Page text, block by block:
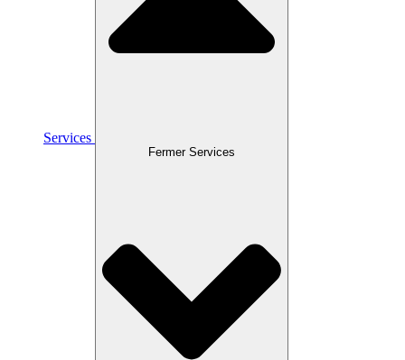
Services
Fermer Services